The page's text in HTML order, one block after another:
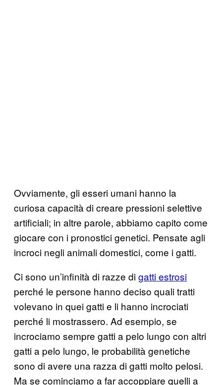
Ovviamente, gli esseri umani hanno la
curiosa capacità di creare pressioni selettive
artificiali; in altre parole, abbiamo capito come
giocare con i pronostici genetici. Pensate agli
incroci negli animali domestici, come i gatti.
Ci sono un’infinità di razze digatti estrosi
perché le persone hanno deciso quali tratti
volevano in quei gatti e li hanno incrociati
perché li mostrassero. Ad esempio, se
incrociamo sempre gatti a pelo lungo con altri
gatti a pelo lungo, le probabilità genetiche
sono di avere una razza di gatti molto pelosi.
Ma se cominciamo a far accoppiare quelli a